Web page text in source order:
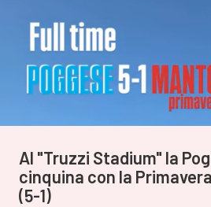
Al "Truzzi Stadium" la
cinquina con la
(5-1)